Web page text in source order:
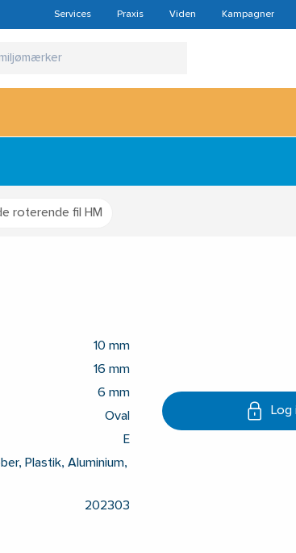
Services Praxis Viden Kampagner
roterende fil HM
10 mm
16 mm
6 mm
Oval
E
Plastik, Aluminium,
202303
Log